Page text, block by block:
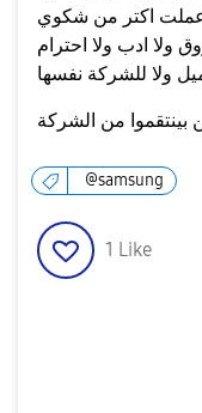
عملت اكتر من شكوي
ولا ادب ولا احترام
ولا للشركة نفسها
@samsung
1 Like